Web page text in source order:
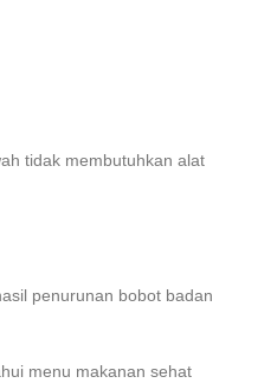
tidak membutuhkan alat
penurunan bobot badan
menu makanan sehat